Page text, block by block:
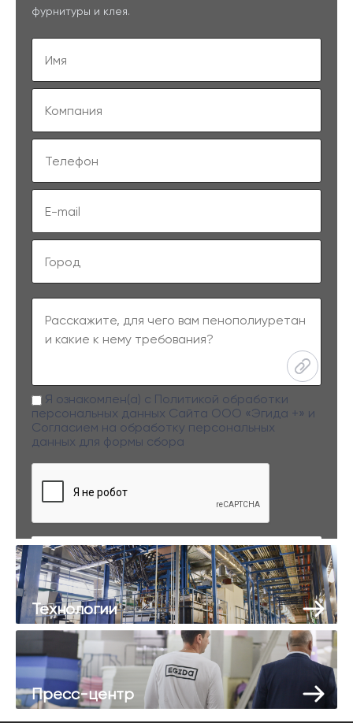
фурнитуры и клея.
Заполняя данную форму вы даете свое согласие на обработку
персональных данных
Я ознакомлен(а) с Политикой обработки
персональных данных Сайта ООО «Эгида +» и
Согласием на обработку персональных
данных для формы сбора
Технологии
Пресс-центр